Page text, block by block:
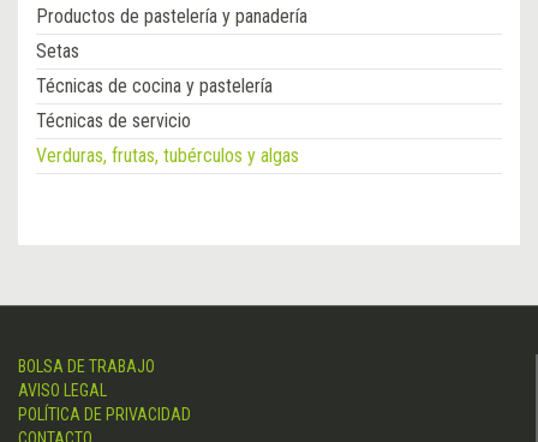
Productos de pastelería y panadería
Setas
Técnicas de cocina y pastelería
Técnicas de servicio
Verduras, frutas, tubérculos y algas
BOLSA DE TRABAJO
AVISO LEGAL
POLÍTICA DE PRIVACIDAD